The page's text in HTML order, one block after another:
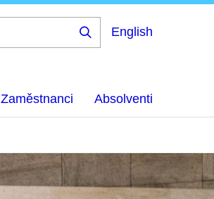
English
Zaměstnanci Absolventi